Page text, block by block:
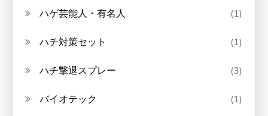
ハゲ芸能人・有名人 (1)
ハチ対策セット (1)
ハチ撃退スプレー (3)
バイオテック (1)